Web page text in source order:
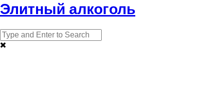
Элитный алкоголь